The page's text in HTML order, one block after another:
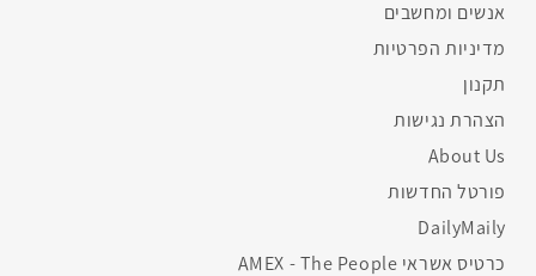
אנשים ומחשבים
מדיניות הפרטיות
תקנון
הצהרת נגישות
About Us
פורטל החדשות
DailyMaily
כרטיס אשראי AMEX - The People